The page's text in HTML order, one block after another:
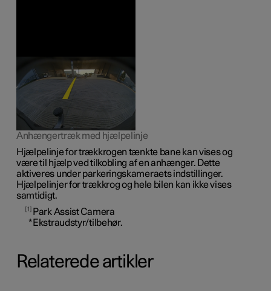
Anhængertræk med hjælpelinje
Hjælpelinje for trækkrogen tænkte bane kan vises og
være til hjælp ved tilkobling af en anhænger. Dette
aktiveres under parkeringskameraets indstillinger.
Hjælpelinjer for trækkrog og hele bilen kan ikke vises
samtidigt.
1
Park Assist Camera
* Ekstraudstyr/tilbehør.
Relaterede artikler